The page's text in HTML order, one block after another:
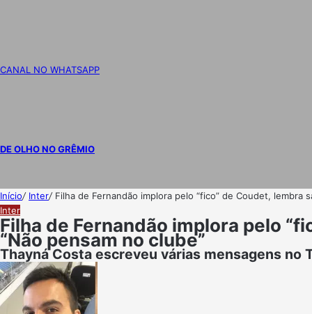
CANAL NO WHATSAPP
DE OLHO NO GRÊMIO
Início/ Inter/ Filha de Fernandão implora pelo “fico” de Coudet, lembra
Inter
Filha de Fernandão implora pelo
“Não pensam no clube”
Thayná Costa escreveu várias mensagens